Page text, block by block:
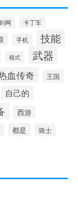
网 卡丁车
手机 技能
模式 武器
血传奇 王国
自己的
西游
都是 骑士